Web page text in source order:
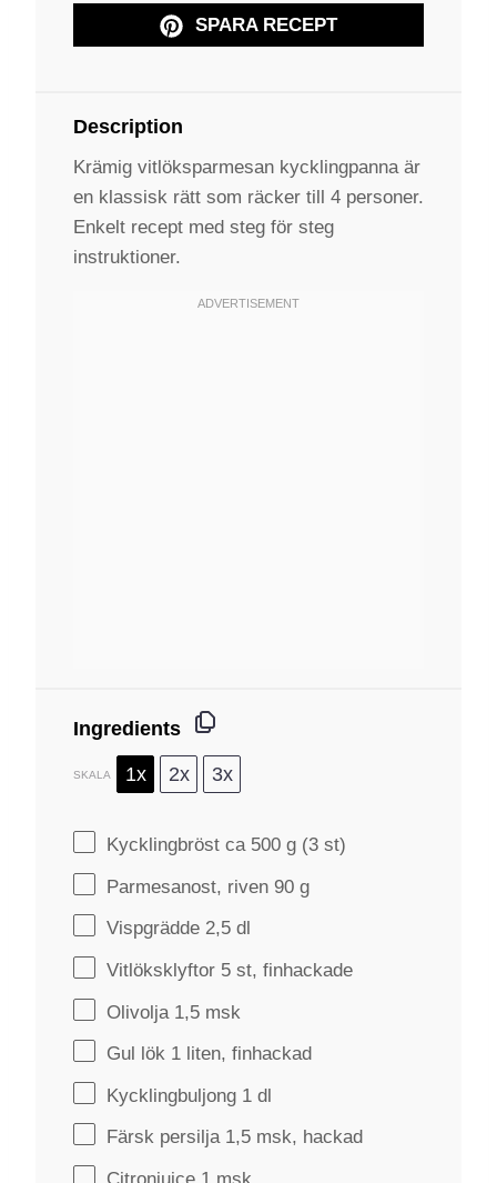
SPARA RECEPT
Description
Krämig vitlöksparmesan kycklingpanna är
en klassisk rätt som räcker till 4 personer.
Enkelt recept med steg för steg
instruktioner.
Ingredients
SKALA 1x 2x 3x
Kycklingbröst ca 500 g (3 st)
Parmesanost, riven 90 g
Vispgrädde 2,5 dl
Vitlöksklyftor 5 st, finhackade
Olivolja 1,5 msk
Gul lök 1 liten, finhackad
Kycklingbuljong 1 dl
Färsk persilja 1,5 msk, hackad